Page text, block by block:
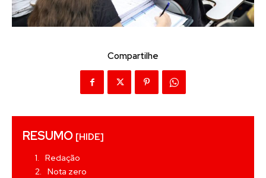
Compartilhe
RESUMO [HIDE]
Redação
Nota zero